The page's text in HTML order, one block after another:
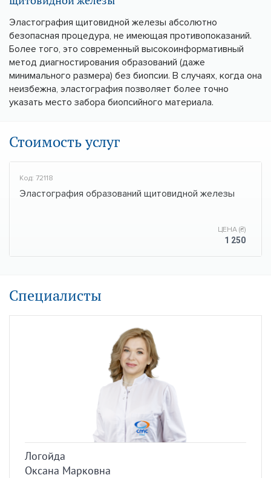
Эластография щитовидной железы абсолютно
безопасная процедура, не имеющая противопоказаний.
Более того, это современный высокоинформативный
метод диагностирования образований (даже
минимального размера) без биопсии. В случаях, когда она
неизбежна, эластография позволяет более точно
указать место забора биопсийного материала.
Стоимость услуг
Код: 72118
Эластография образований щитовидной железы
ЦЕНА (₴)
1 250
Специалисты
Логойда
Оксана Марковна